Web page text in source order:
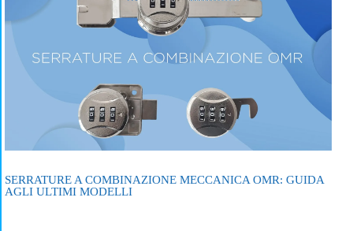
SERRATURE A COMBINAZIONE MECCANICA OMR: GUIDA
AGLI ULTIMI MODELLI